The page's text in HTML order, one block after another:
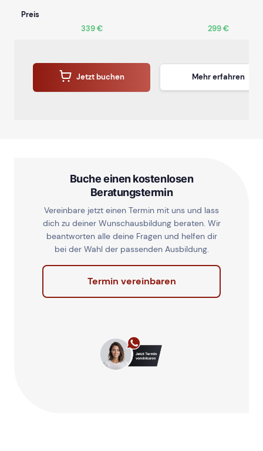
Preis
339 €
299 €
Jetzt buchen Mehr erfahren
Buche einen kostenlosen
Beratungstermin
Vereinbare jetzt einen Termin mit uns und lass
dich zu deiner Wunschausbildung beraten. Wir
beantworten alle deine Fragen und helfen dir
bei der Wahl der passenden Ausbildung.
Termin vereinbaren